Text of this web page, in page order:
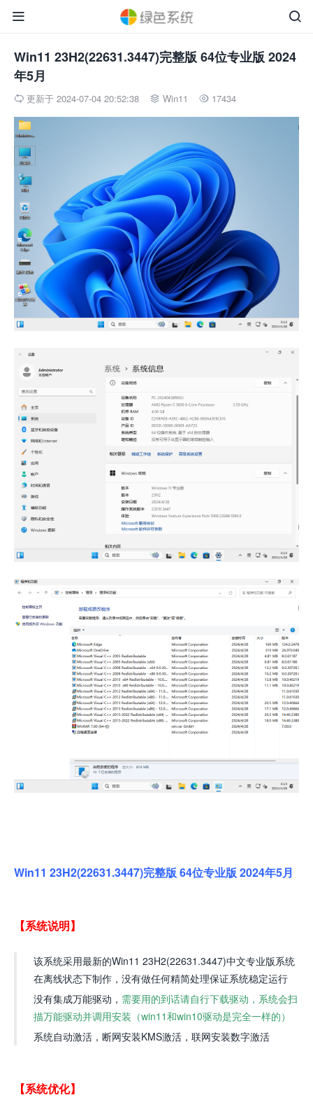


Win11 23H2(22631.3447)完整版 64位专业版 2024
年5月
 更新于 2024-07-04 20:52:38  Win11  17434
Win11 23H2(22631.3447)完整版 64位专业版 2024年5月
【系统说明】
该系统采用最新的Win11 23H2(22631.3447)中文专业版系统
在离线状态下制作，没有做任何精简处理保证系统稳定运行
没有集成万能驱动， 需要用的到话请自行下载驱动，系统会扫
描万能驱动并调用安装（win11和win10驱动是完全一样的）
系统自动激活，断网安装KMS激活，联网安装数字激活
【系统优化】